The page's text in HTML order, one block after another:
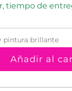
tiempo de
pintura brillante
Añadir al